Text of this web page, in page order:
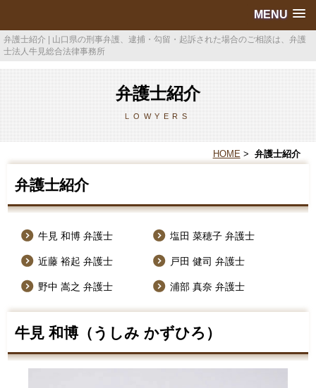
MENU
弁護士紹介 | 山口県の刑事弁護、逮捕・勾留・起訴された場合のご相談は、弁護
士法人牛見総合法律事務所
弁護士紹介
LOWYERS
HOME > 弁護士紹介
弁護士紹介
牛見 和博 弁護士 塩田 菜穂子 弁護士
近藤 裕起 弁護士 戸田 健司 弁護士
野中 嵩之 弁護士 浦部 真奈 弁護士
牛見 和博（うしみ かずひろ）